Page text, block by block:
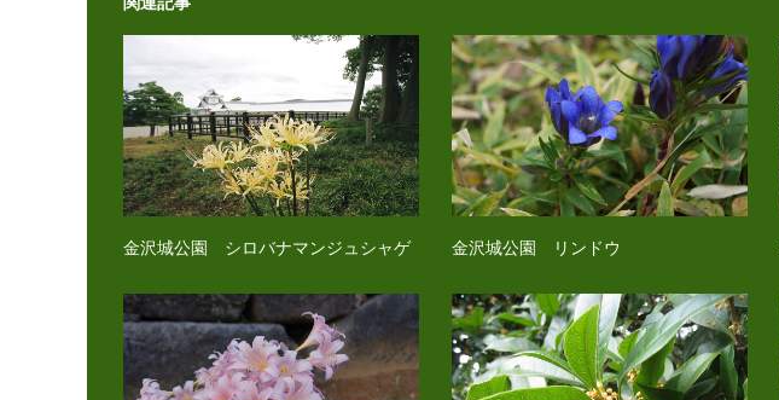
金沢城公園 シロバナマンジュシャゲ 金沢城公園 リンドウ